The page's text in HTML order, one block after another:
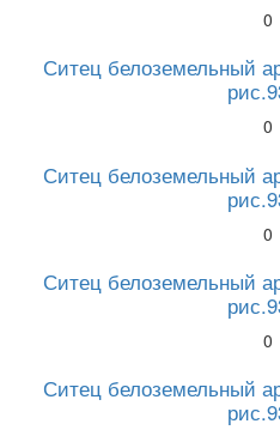
0
Ситец белоземельный
0
Ситец белоземельный
0
Ситец белоземельный
0
Ситец белоземельный